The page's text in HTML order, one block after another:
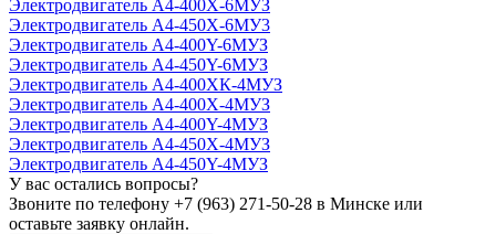
Электродвигатель А4-400Х-6MУЗ
Электродвигатель А4-450Х-6MУ3
Электродвигатель А4-400Y-6MУЗ
Электродвигатель А4-450Y-6MУЗ
Электродвигатель А4-400ХК-4МУЗ
Электродвигатель А4-400Х-4МУЗ
Электродвигатель А4-400Y-4МУЗ
Электродвигатель А4-450Х-4MУЗ
Электродвигатель А4-450Y-4MУЗ
У вас остались вопросы?
Звоните по телефону +7 (963) 271-50-28 в Минске или
оставьте заявку онлайн.